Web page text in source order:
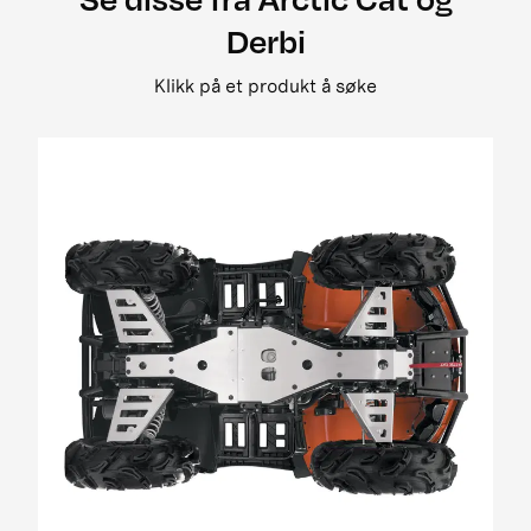
2008 650 3in1 pm street legal my i
2008 650 h1 street legal 0bc69
MY08-MY10 01[1]
2009 400 2x4 og 4x4 EFT
2009 500 TRV EFT PM Street Legal MY09
2009 650 H1 EFT PM T3
2009 700 H1 EFI Cruiser EFT PM Street Legal
MY09
2009 700 H1 EFI EFT Panther EFT PM MY09
2009 700 H1 EFI TRV EFT PM Street Legal MY09
01
Derbi
Klikk på et produkt å søke